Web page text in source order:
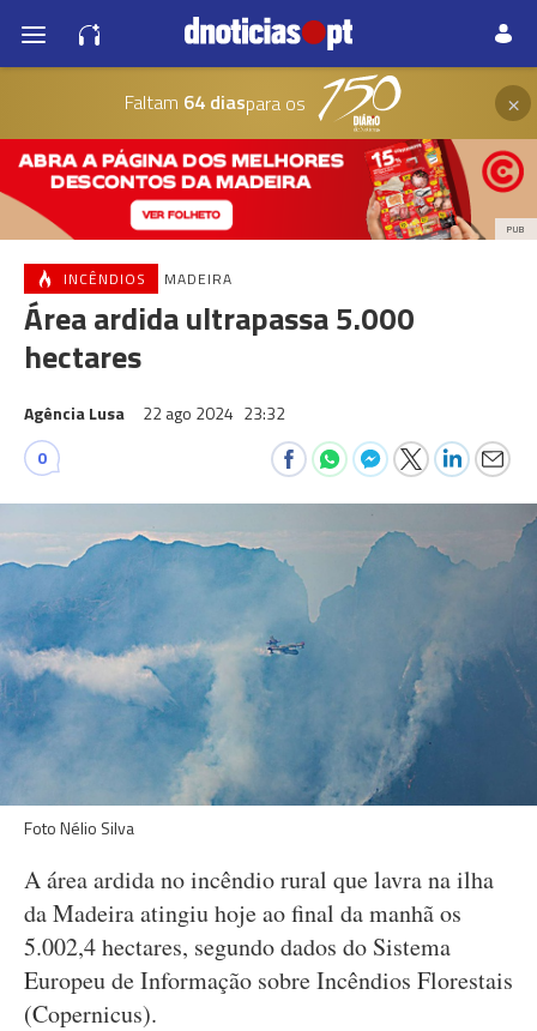
Faltam 64 diaspara os ×
PUB
INCÊNDIOS MADEIRA
Área ardida ultrapassa 5.000
hectares
Agência Lusa 22 ago 2024 23:32
0
Foto Nélio Silva
A área ardida no incêndio rural que lavra na ilha
da Madeira atingiu hoje ao final da manhã os
5.002,4 hectares, segundo dados do Sistema
Europeu de Informação sobre Incêndios Florestais
(Copernicus).